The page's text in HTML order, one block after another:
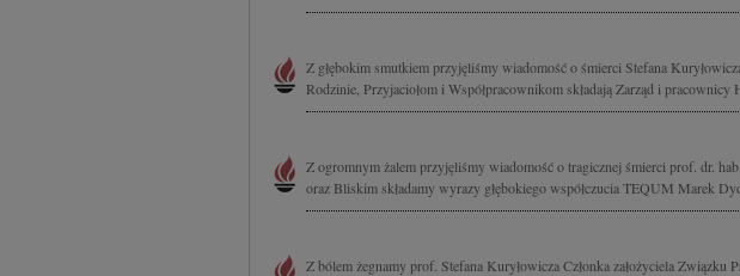
Z głębokim smutkiem przyjęliśmy wiadomość o śmierci Stefana
Rodzinie, Przyjaciołom i Współpracownikom składają Zarząd i pracownicy
Z ogromnym żalem przyjęliśmy wiadomość o tragicznej śmierci prof. dr.
oraz Bliskim składamy wyrazy głębokiego współczucia TEQUM Marek
Z bólem żegnamy prof. Stefana Kuryłowicza Członka założyciela Związku